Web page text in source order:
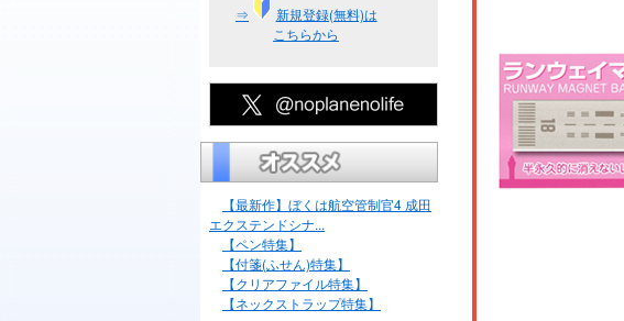
⇒
新規登録(無料)は
こちらから
【最新作】ぼくは航空管制官4 成田
エクステンドシナ...
【ペン特集】
【付箋(ふせん)特集】
【クリアファイル特集】
【ネックストラップ特集】